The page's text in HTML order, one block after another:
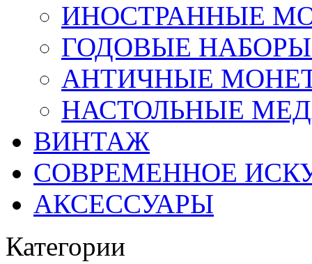
ИНОСТРАННЫЕ
ГОДОВЫЕ НАБОРЫ
АНТИЧНЫЕ
НАСТОЛЬНЫЕ
ВИНТАЖ
СОВРЕМЕННОЕ
АКСЕССУАРЫ
Категории